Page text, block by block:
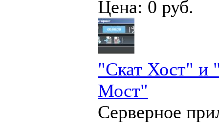
Цена: 0 руб.
"Скат Хост" и
Мост"
Серверное